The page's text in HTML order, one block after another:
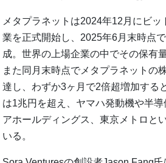
メタプラネットは2024年12月にビ
業を正式開始し、2025年6月末時点
成。世界の上場企業の中でその保有
また同月末時点でメタプラネットの
達し、わずか3ヶ月で2倍超増加する
は1兆円を超え、ヤマハ発動機や半
アホールディングス、東京メトロと
いる。